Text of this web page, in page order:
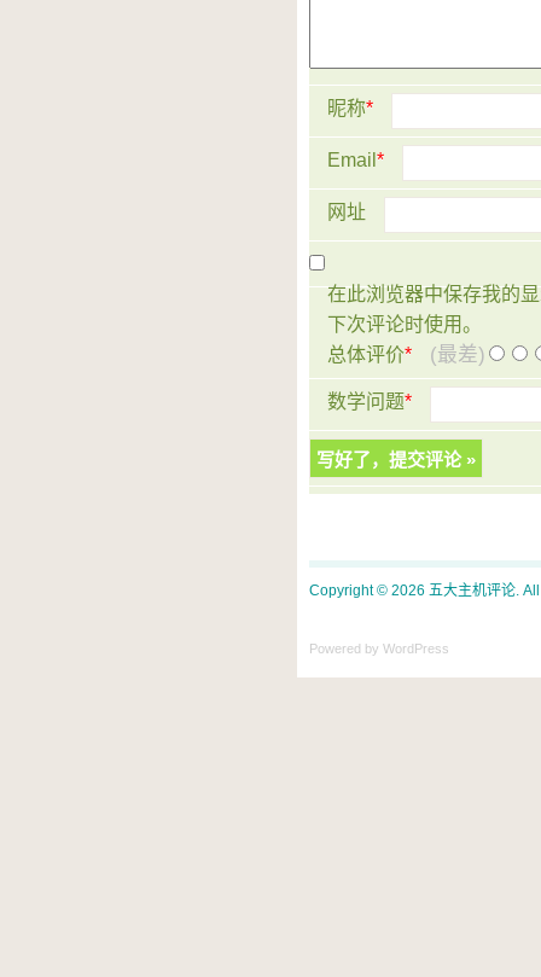
昵称*
Email *
网址
在此浏览器中保存我的
下次评论时使用。
总体评价* (最差)
数学问题*
Copyright © 2026 五大主机评论.
Powered by WordPress